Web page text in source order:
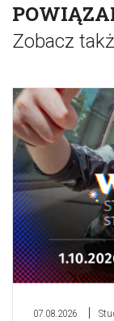
Zobacz
07.08.2026